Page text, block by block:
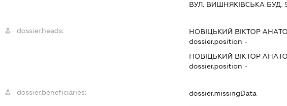
ВУЛ. ВИШНЯКІВСЬКА БУД.
dossier.heads: НОВІЦЬКИЙ ВІКТОР
dossier.position -
НОВІЦЬКИЙ ВІКТОР
dossier.position -
dossier.beneficiaries: dossier.missingData